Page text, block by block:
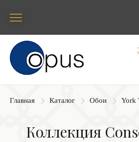
Блок поиска
Главная Каталог Обои York
Коллекция